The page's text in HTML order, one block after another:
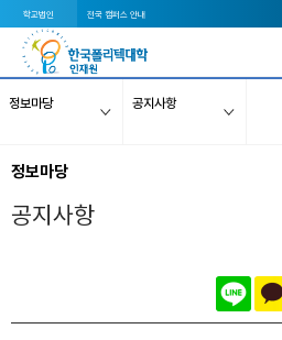
학교법인 전국 캠퍼스 안내
정보마당 공지사항
정보마당
공지사항